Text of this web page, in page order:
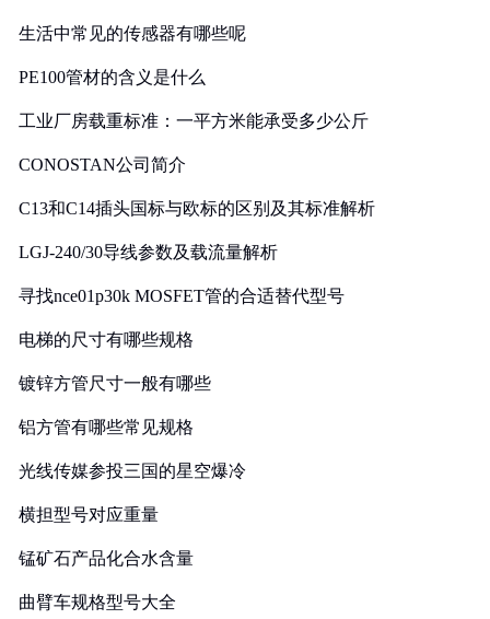
生活中常见的传感器有哪些呢
PE100管材的含义是什么
工业厂房载重标准：一平方米能承受多少公斤
CONOSTAN公司简介
C13和C14插头国标与欧标的区别及其标准解析
LGJ-240/30导线参数及载流量解析
寻找nce01p30k MOSFET管的合适替代型号
电梯的尺寸有哪些规格
镀锌方管尺寸一般有哪些
铝方管有哪些常见规格
光线传媒参投三国的星空爆冷
横担型号对应重量
锰矿石产品化合水含量
曲臂车规格型号大全